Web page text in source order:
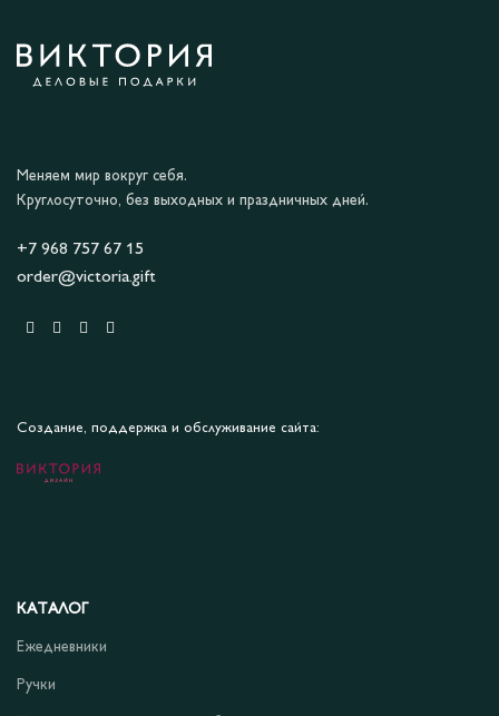
Меняем мир вокруг себя.
Круглосуточно, без выходных и праздничных дней.
+7 968 757 67 15
order@victoria.gift
Создание, поддержка и обслуживание сайта:
КАТАЛОГ
Ежедневники
Ручки